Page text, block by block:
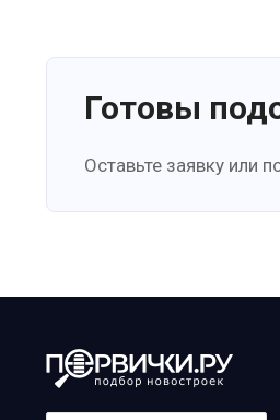
Готовы
Оставьте заявку или